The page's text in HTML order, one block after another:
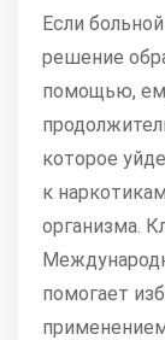
Если
решение
помощью,
которое
к
организма.
помогает